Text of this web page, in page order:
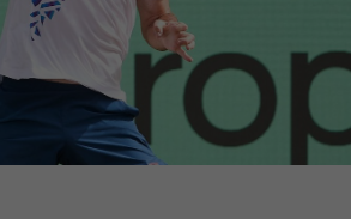
Ihrer vorgenommen Einstellungen,
Webseiten-Betreiber dies eingestellt